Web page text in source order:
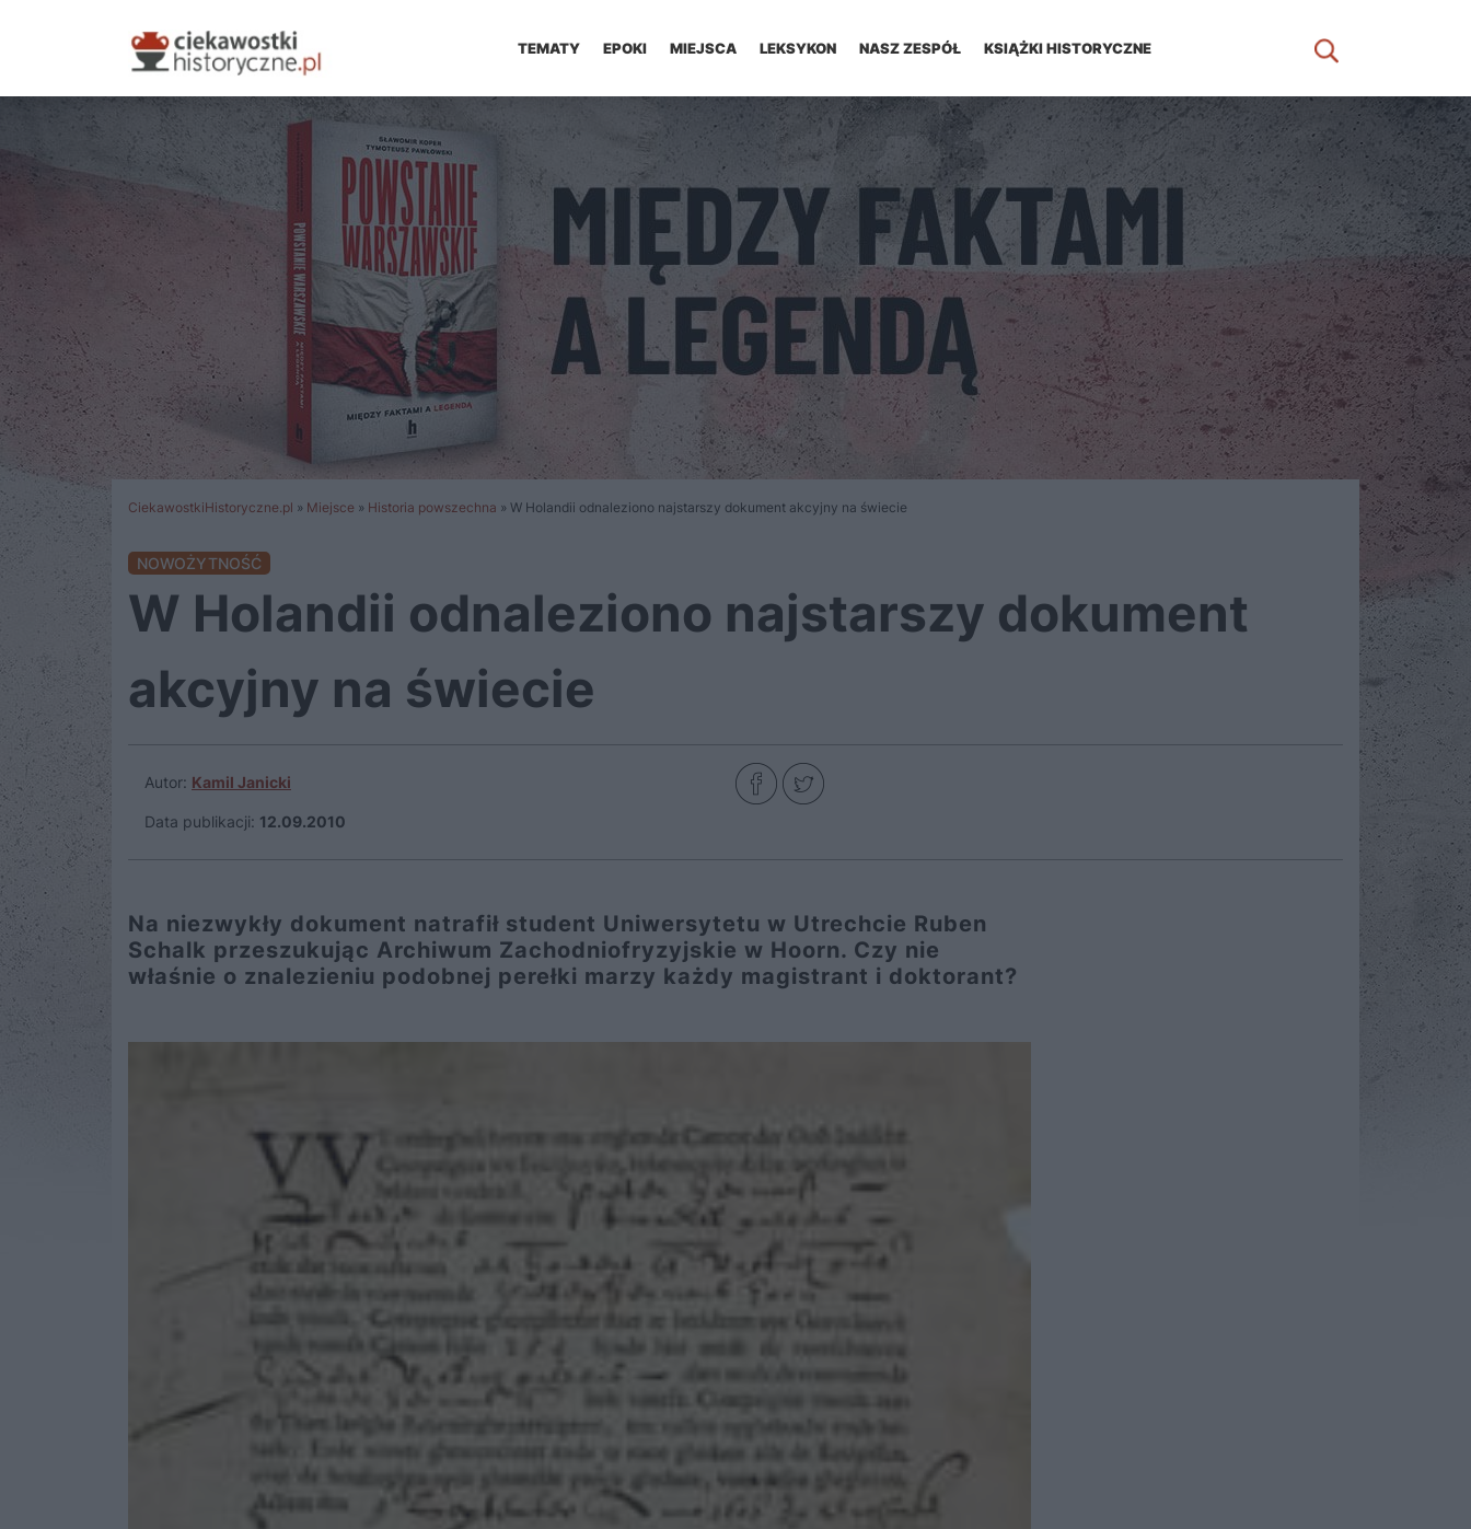
TEMATY EPOKI MIEJSCA LEKSYKON NASZ ZESPÓŁ KSIĄŻKI HISTORYCZNE
CiekawostkiHistoryczne.pl » Miejsce » Historia powszechna » W Holandii odnaleziono najstarszy dokument akcyjny na świecie
NOWOŻYTNOŚĆ
W Holandii odnaleziono najstarszy dokument
akcyjny na świecie
Autor: Kamil Janicki
Data publikacji: 12.09.2010
Na niezwykły dokument natrafił student Uniwersytetu w Utrechcie Ruben
Schalk przeszukując Archiwum Zachodniofryzyjskie w Hoorn. Czy nie
właśnie o znalezieniu podobnej perełki marzy każdy magistrant i doktorant?